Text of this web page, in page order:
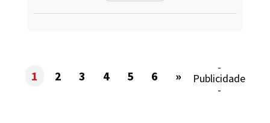
1 2 3 4 5 6 »
-
Publicidade
-